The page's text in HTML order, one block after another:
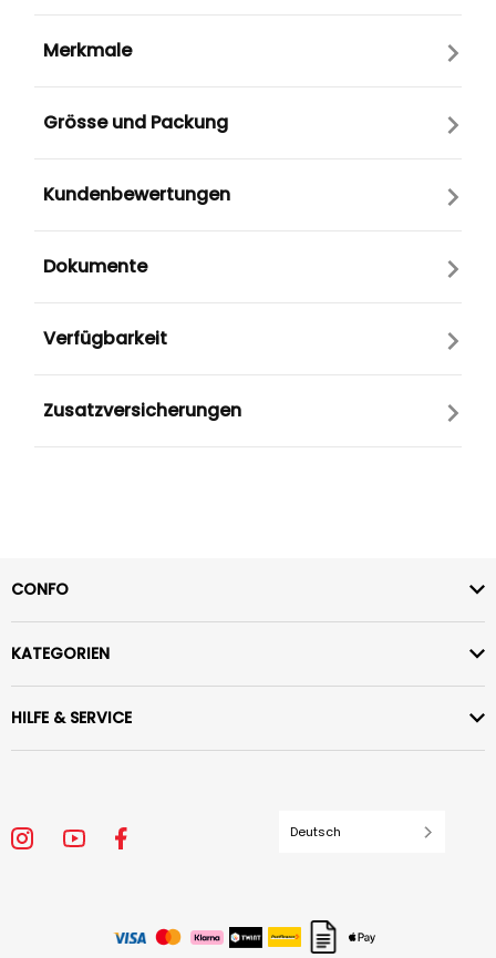
Merkmale
Grösse und Packung
Kundenbewertungen
Dokumente
Verfügbarkeit
Zusatzversicherungen
CONFO
KATEGORIEN
HILFE & SERVICE
Deutsch